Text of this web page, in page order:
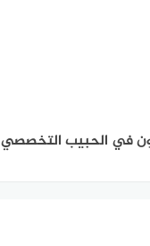
في الحبيب التخصصي